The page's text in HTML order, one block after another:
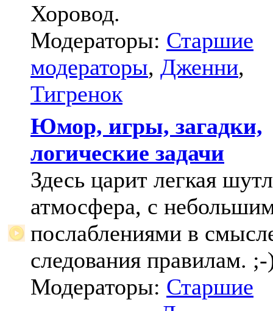
Хоровод.
Модераторы: Старшие
модераторы, Дженни,
Тигренок
Юмор, игры, загадки,
логические задачи
Здесь царит легкая
атмосфера, с
послаблениями в
следования правилам.
Модераторы: Старшие